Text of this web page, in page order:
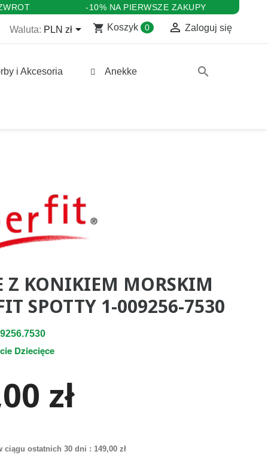
-10% NA PIERWSZE ZAKUPY
Waluta: PLN zł shopping_cart Koszyk 0  Zaloguj się
i Akcesoria Anekke search
Z KONIKIEM MORSKIM
SPOTTY 1-009256-7530
Dziecięce
zł
ciągu ostatnich 30 dni : 149,00 zł